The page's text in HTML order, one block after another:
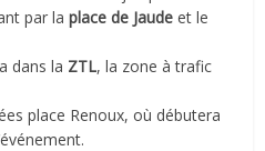
par laplace de Jaude et le
dans la ZTL, la zone à trafic
place Renoux, où débutera